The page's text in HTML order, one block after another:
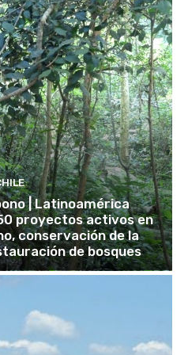
| Latinoamérica
proyectos activos en
conservación de la
de bosques